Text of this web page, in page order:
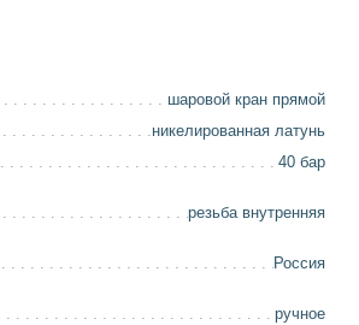
шаровой кран прямой
никелированная латунь
40 бар
резьба внутренняя
Россия
ручное